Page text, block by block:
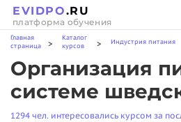
EVIDPO.RU
платформа обучения
Главная
страница
>
Каталог
курсов
> Индустрия питания
Организация
системе
1294 чел. интересовались курсом за